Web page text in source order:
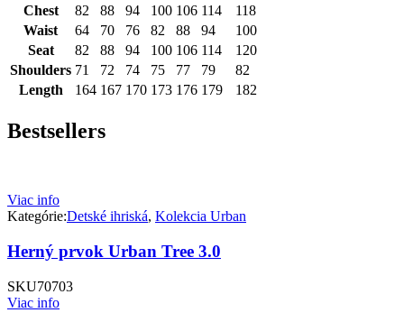
Chest
82 88 94 100 106 114
118
Waist
64 70 76 82 88 94
100
Seat
82 88 94 100 106 114
120
Shoulders 71 72 74 75 77 79
82
Length
164 167 170 173 176 179 182
Bestsellers
Viac info
Kategórie:Detské ihriská, Kolekcia Urban
Herný prvok Urban Tree 3.0
SKU70703
Viac info